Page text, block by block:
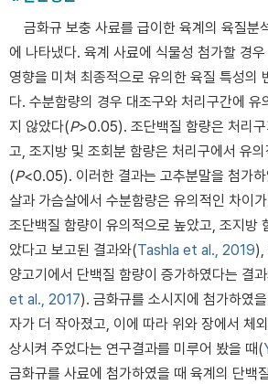
금화규 보충 사료를 급이한 육계의 육질분
에 나타냈다. 육계 사료에 식물성 첨가할 경
영향을 미쳐 최종적으로 유의한 육질 특성의
다. 수분함량의 경우 대조구와 처리구간에 유
지 않았다(P>0.05). 조단백질 함량은 처리
고, 조지방 및 조회분 함량은 처리구에서 유
(P<0.05). 이러한 결과는 고추분말을 첨가하
살과 가슴살에서 수분함량은 유의적인 차이
조단백질 함량이 유의적으로 높았고, 조지방
았다고 보고된 결과와(Tashla et al., 2019),
양고기에서 단백질 함량이 증가하였다는 결
et al., 2017). 금화규를 소시지에 첨가하였
자가 더 작아졌고, 이에 따라 위와 장에서 체
상시켜 주었다는 연구결과를 미루어 봤을 때(
금화규를 사료에 첨가하였을 때 육계의 단백